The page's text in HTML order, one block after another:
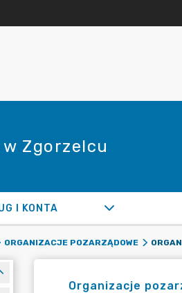
Zgorzelcu
I KONTA
ORGANIZACJE POZARZĄDOWE
Organizacje